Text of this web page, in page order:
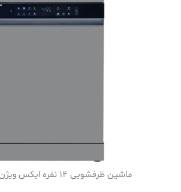
ماشین ظرفشویی 14 نفره ایکس ویژن مدل S151